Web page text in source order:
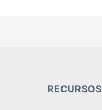
RECURSOS